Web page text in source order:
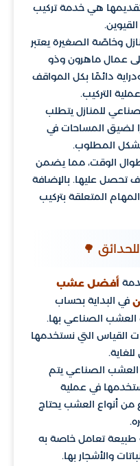
هي خدمة تركيب
وخاصًة الصغيرة يعتبر
عمال ماهرون وذو
دائمًا بكل المواقف
التركيب.
للمنازل يتطلب
المساحات في
المطلوب.
طوال الوقت، مما يضمن
تحصل عليها. بالإضافة
المتعلقة بتركيب
🌳
أفضل عشب
في البداية بحساب
العشب الصناعي بها.
التي نستخدمها
العشب الصناعي يتم
في عملية
من أنواع العشب يحتاج
طبيعة تعامل خاصة به
والأشجار بها.